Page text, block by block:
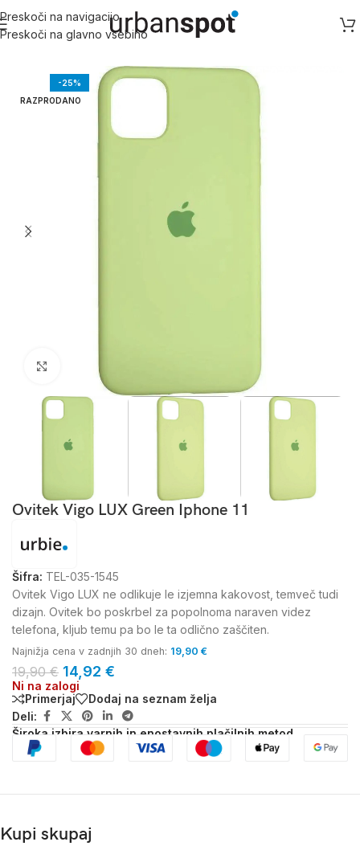
Preskoči na navigacijo
Preskoči na glavno vsebino
Domov/Apple/Apple iPhone 11 serija iPhone 11
-25%
RAZPRODANO
Kliknite za povečavo
Ovitek Vigo LUX Green Iphone 11
Šifra: TEL-035-1545
Ovitek Vigo LUX ne odlikuje le izjemna kakovost, temveč tudi
dizajn. Ovitek bo poskrbel za popolnoma naraven videz
telefona, kljub temu pa bo le ta odlično zaščiten.
Najnižja cena v zadnjih 30 dneh: 19,90 €
19,90€ 14,92 €
Ni na zalogi
Primerjaj
Dodaj na seznam želja
Deli:
Široka izbira varnih in enostavnih plačilnih metod
Kupi skupaj